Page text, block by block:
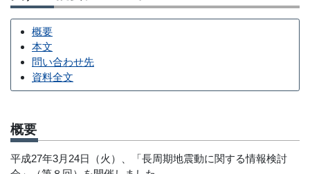
概要
本文
問い合わせ先
資料全文
概要
平成27年3月24日（火）、「長周期地震動に関する情報検討